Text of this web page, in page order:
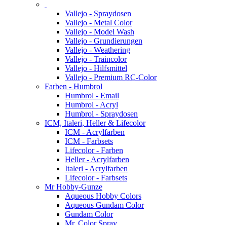
Vallejo - Spraydosen
Vallejo - Metal Color
Vallejo - Model Wash
Vallejo - Grundierungen
Vallejo - Weathering
Vallejo - Traincolor
Vallejo - Hilfsmittel
Vallejo - Premium RC-Color
Farben - Humbrol
Humbrol - Email
Humbrol - Acryl
Humbrol - Spraydosen
ICM, Italeri, Heller & Lifecolor
ICM - Acrylfarben
ICM - Farbsets
Lifecolor - Farben
Heller - Acrylfarben
Italeri - Acrylfarben
Lifecolor - Farbsets
Mr Hobby-Gunze
Aqueous Hobby Colors
Aqueous Gundam Color
Gundam Color
Mr. Color Spray